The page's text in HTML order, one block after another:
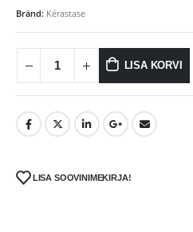
Bränd: Kérastase
LISA KORVI
LISA SOOVINIMEKIRJA!